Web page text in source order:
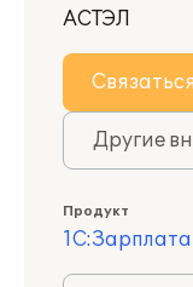
АСТЭЛ
Связаться
Другие
Продукт